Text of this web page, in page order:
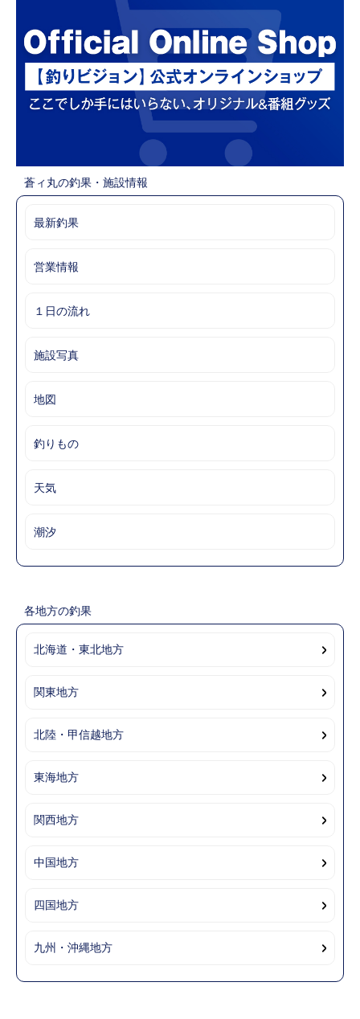
蒼ィ丸の釣果・施設情報
最新釣果
営業情報
１日の流れ
施設写真
地図
釣りもの
天気
潮汐
各地方の釣果
北海道・東北地方
関東地方
北陸・甲信越地方
東海地方
関西地方
中国地方
四国地方
九州・沖縄地方